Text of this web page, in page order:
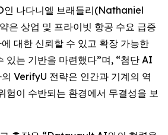
나다니엘 브래들리(Nathaniel
은 상업 및 프라이빗 항공 수요 급증
대한 신뢰할 수 있고 확장 가능한
있는 기반을 마련했다”며, “첨단 AI
VerifyU 전략은 인간과 기계의 역
험이 수반되는 환경에서 무결성을 보